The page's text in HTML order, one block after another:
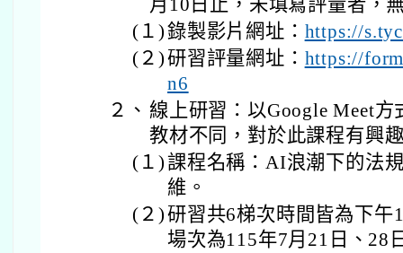
月10日止，未填寫評量者，
(１)錄製影片網址： https://
(２)研習評量網址： https://
n6
２、 線上研習：以Google Meet
教材不同，對於此課程有興
(１)課程名稱：AI浪潮下的法
維。
(２)研習共6梯次時間皆為下午
場次為115年7月21日、28